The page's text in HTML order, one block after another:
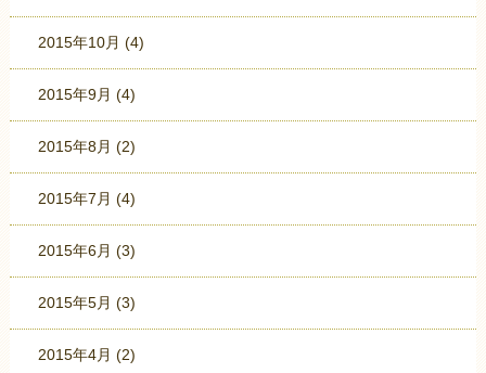
2015年10月 (4)
2015年9月 (4)
2015年8月 (2)
2015年7月 (4)
2015年6月 (3)
2015年5月 (3)
2015年4月 (2)